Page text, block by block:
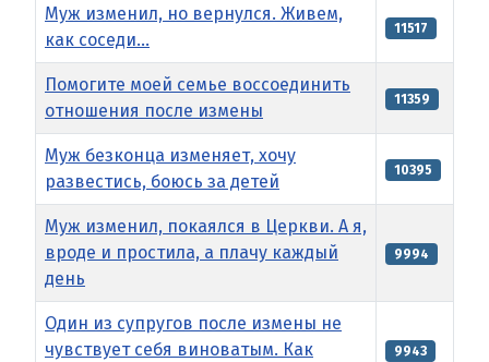
Муж изменил, но вернулся. Живем,
как соседи...
11517
Помогите моей семье воссоединить
отношения после измены
11359
Муж безконца изменяет, хочу
развестись, боюсь за детей
10395
Муж изменил, покаялся в Церкви. А я,
вроде и простила, а плачу каждый
день
9994
Один из супругов после измены не
чувствует себя виноватым. Как
9943